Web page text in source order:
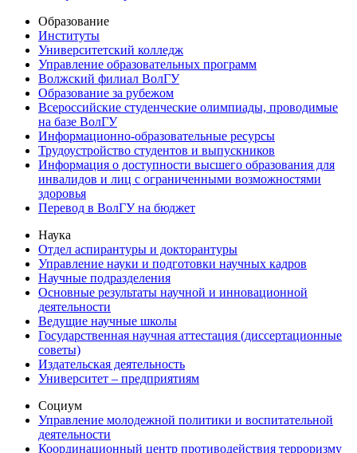
Образование
Институты
Университетский колледж
Управление образовательных программ
Волжский филиал ВолГУ
Образование за рубежом
Всероссийские студенческие олимпиады, проводимые
на базе ВолГУ
Информационно-образовательные ресурсы
Трудоустройство студентов и выпускников
Информация о доступности высшего образования для
инвалидов и лиц с ограниченными возможностями
здоровья
Перевод в ВолГУ на бюджет
Наука
Отдел аспирантуры и докторантуры
Управление науки и подготовки научных кадров
Научные подразделения
Основные результаты научной и инновационной
деятельности
Ведущие научные школы
Государственная научная аттестация (диссертационные
советы)
Издательская деятельность
Университет – предприятиям
Социум
Управление молодежной политики и воспитательной
деятельности
Координационный центр противодействия терроризму